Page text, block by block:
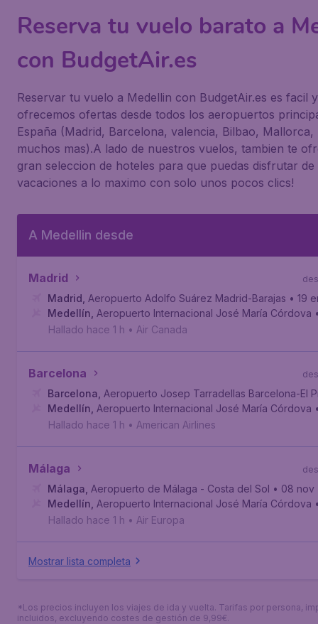
Reserva tu vuelo barato a
con BudgetAir.es
Reservar tu vuelo a Medellin con BudgetAir.es es facil
ofrecemos ofertas desde todos los aeropuertos
España (Madrid, Barcelona, valencia, Bilbao, Mallorca,
muchos mas).A lado de nuestros vuelos, tambien te
gran seleccion de hoteles para que puedas disfrutar de
vacaciones a lo maximo con solo unos pocos clics!
A Medellin desde
Madrid
Madrid Aeropuerto Adolfo Suárez Madrid-Barajas • 19
Medellín Aeropuerto Internacional José María Córdova
Hallado hace 1 h • Air Canada
Barcelona
Barcelona Aeropuerto Josep Tarradellas Barcelona-El
Medellín Aeropuerto Internacional José María Córdova
Hallado hace 1 h • American Airlines
Málaga
Málaga Aeropuerto de Málaga - Costa del Sol • 08 nov
Medellín Aeropuerto Internacional José María Córdova
Hallado hace 1 h • Air Europa
Mostrar lista completa
*Los precios incluyen los viajes de ida y vuelta. Tarifas por persona,
incluidos, excluyendo costes de gestión de 9,99€.